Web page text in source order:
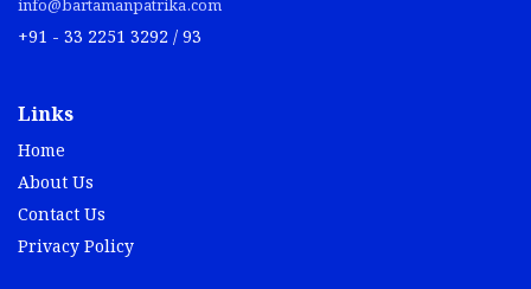
info@bartamanpatrika.com
+91 - 33 2251 3292 / 93
Links
Home
About Us
Contact Us
Privacy Policy